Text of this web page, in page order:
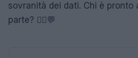
sovranità dei dati. Chi è pronto
parte? 🙋‍♀️💬